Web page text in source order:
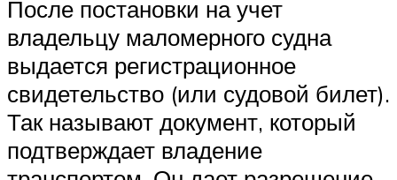
После постановки на учет
владельцу маломерного судна
выдается регистрационное
свидетельство (или судовой билет).
Так называют документ, который
подтверждает владение